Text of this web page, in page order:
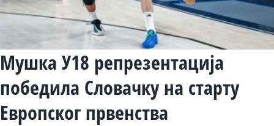
Мушка У18 репрезентација
победила Словачку на старту
Европског првенства